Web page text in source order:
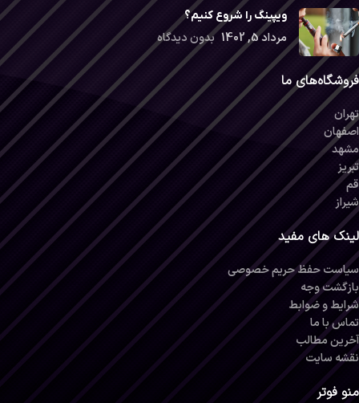
ویپینگ را شروع کنیم؟
مرداد 5, 1402 بدون دیدگاه
فروشگاه‌های ما
تهران
اصفهان
مشهد
تبریز
قم
شیراز
لینک های مفید
سیاست حفظ حریم خصوصی
بازگشت وجه
شرایط و ضوابط
تماس با ما
آخرین مطالب
نقشه سایت
منو فوتر